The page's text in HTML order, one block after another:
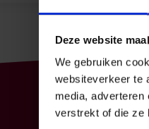
Deze website
We gebruiken
websiteverkeer te
media, adverteren
verstrekt of die ze